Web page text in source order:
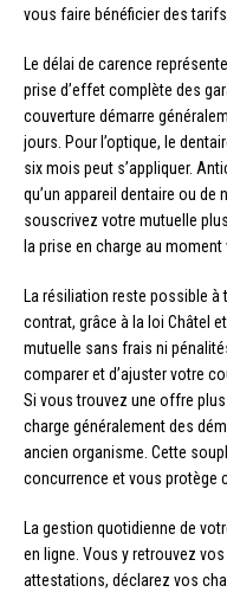
vous faire bénéficier des
Le délai de carence
prise d’effet complète des
couverture démarre
jours. Pour l’optique, le
six mois peut s’appliquer.
qu’un appareil dentaire ou
souscrivez votre mutuelle
la prise en charge au moment
La résiliation reste possible à
contrat, grâce à la loi Châtel
mutuelle sans frais ni
comparer et d’ajuster votre
Si vous trouvez une offre
charge généralement des
ancien organisme. Cette
concurrence et vous protège
La gestion quotidienne de
en ligne. Vous y retrouvez
attestations, déclarez vos